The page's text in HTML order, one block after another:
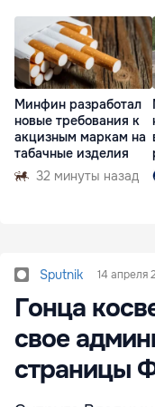
Минфин разработал
новые требования к
акцизным маркам на
табачные изделия
32 минуты назад
Sputnik 14 апреля
Гонца
свое
страницы